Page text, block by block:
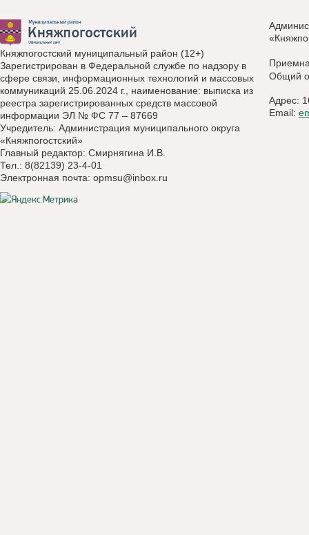
Княжпогостский муниципальный район (12+)
Зарегистрирован в Федеральной службе по надзору в
сфере связи, информационных технологий и массовых
коммуникаций 25.06.2024 г., наименование: выписка из
реестра зарегистрированных средств массовой
информации ЭЛ № ФС 77 – 87669
Учредитель: Администрация муниципального округа
«Княжпогостский»
Главный редактор: Смирнягина И.В.
Тел.: 8(82139) 23-4-01
Электронная почта: opmsu@inbox.ru
Общий
Адрес:
Email: